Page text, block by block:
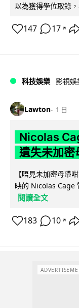
以為獲得學位取錄
147 17 ↗
科技娛樂 影視娛
Lawton 1 日
Nicolas
遺失未加密
【唔見未加密母帶
映的 Nicolas Cage
閱讀全文
183 10 ↗